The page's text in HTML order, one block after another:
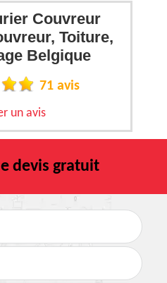
Couvreur
Toiture,
Belgique
71 avis
un avis
devis gratuit